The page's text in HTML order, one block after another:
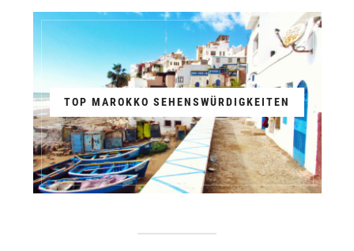
TOP MAROKKO SEHENSWÜRDIGKEITEN